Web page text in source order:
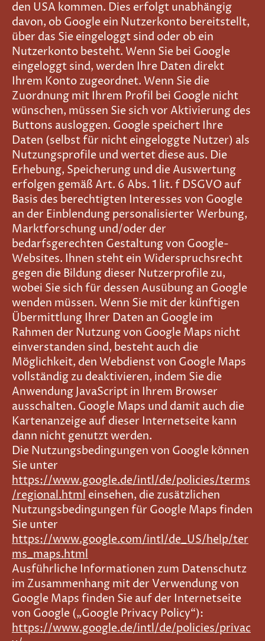
den USA kommen. Dies erfolgt unabhängig
davon, ob Google ein Nutzerkonto bereitstellt,
über das Sie eingeloggt sind oder ob ein
Nutzerkonto besteht. Wenn Sie bei Google
eingeloggt sind, werden Ihre Daten direkt
Ihrem Konto zugeordnet. Wenn Sie die
Zuordnung mit Ihrem Profil bei Google nicht
wünschen, müssen Sie sich vor Aktivierung des
Buttons ausloggen. Google speichert Ihre
Daten (selbst für nicht eingeloggte Nutzer) als
Nutzungsprofile und wertet diese aus. Die
Erhebung, Speicherung und die Auswertung
erfolgen gemäß Art. 6 Abs. 1 lit. f DSGVO auf
Basis des berechtigten Interesses von Google
an der Einblendung personalisierter Werbung,
Marktforschung und/oder der
bedarfsgerechten Gestaltung von Google-
Websites. Ihnen steht ein Widerspruchsrecht
gegen die Bildung dieser Nutzerprofile zu,
wobei Sie sich für dessen Ausübung an Google
wenden müssen. Wenn Sie mit der künftigen
Übermittlung Ihrer Daten an Google im
Rahmen der Nutzung von Google Maps nicht
einverstanden sind, besteht auch die
Möglichkeit, den Webdienst von Google Maps
vollständig zu deaktivieren, indem Sie die
Anwendung JavaScript in Ihrem Browser
ausschalten. Google Maps und damit auch die
Kartenanzeige auf dieser Internetseite kann
dann nicht genutzt werden.
Die Nutzungsbedingungen von Google können
Sie unter
https://www.google.de/intl/de/policies/terms
/regional.html einsehen, die zusätzlichen
Nutzungsbedingungen für Google Maps finden
Sie unter
https://www.google.com/intl/de_US/help/ter
ms_maps.html
Ausführliche Informationen zum Datenschutz
im Zusammenhang mit der Verwendung von
Google Maps finden Sie auf der Internetseite
von Google („Google Privacy Policy“):
https://www.google.de/intl/de/policies/privac